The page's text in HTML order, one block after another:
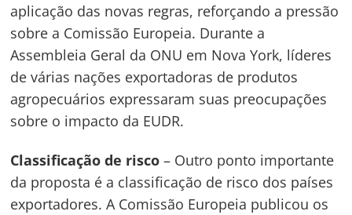
aplicação das novas regras, reforçando a pressão
sobre a Comissão Europeia. Durante a
Assembleia Geral da ONU em Nova York, líderes
de várias nações exportadoras de produtos
agropecuários expressaram suas preocupações
sobre o impacto da EUDR.
Classificação de risco – Outro ponto importante
da proposta é a classificação de risco dos países
exportadores. A Comissão Europeia publicou os